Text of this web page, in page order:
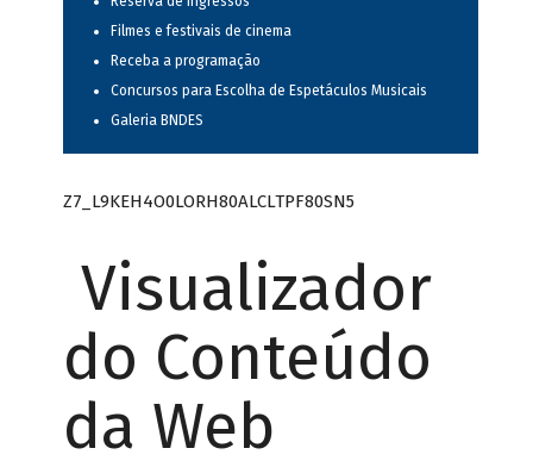
Filmes e festivais de cinema
Receba a programação
Concursos para Escolha de Espetáculos Musicais
Galeria BNDES
Z7_L9KEH4O0LORH80ALCLTPF80SN5
Visualizador
do Conteúdo
da Web